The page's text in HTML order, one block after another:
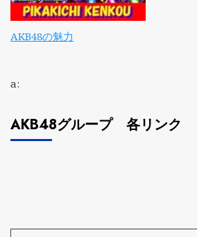
AKB48の魅力
a:
AKB48グループ 各リンク